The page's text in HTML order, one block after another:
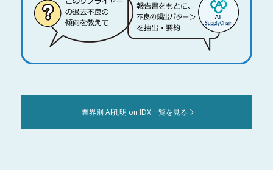
業界別 AI孔明 on IDX一覧を見る